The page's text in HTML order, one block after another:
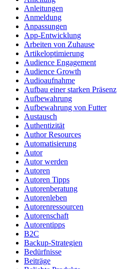
Anleitungen
Anmeldung
Anpassungen
App-Entwicklung
Arbeiten von Zuhause
Artikeloptimierung
Audience Engagement
Audience Growth
Audioaufnahme
Aufbau einer starken Präsenz
Aufbewahrung
Aufbewahrung von Futter
Austausch
Authentizität
Author Resources
Automatisierung
Autor
Autor werden
Autoren
Autoren Tipps
Autorenberatung
Autorenleben
Autorenressourcen
Autorenschaft
Autorentipps
B2C
Backup-Strategien
Bedürfnisse
Beiträge